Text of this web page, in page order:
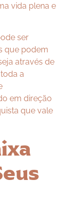
vida plena e
ser
que podem
através de
a
em direção
que vale